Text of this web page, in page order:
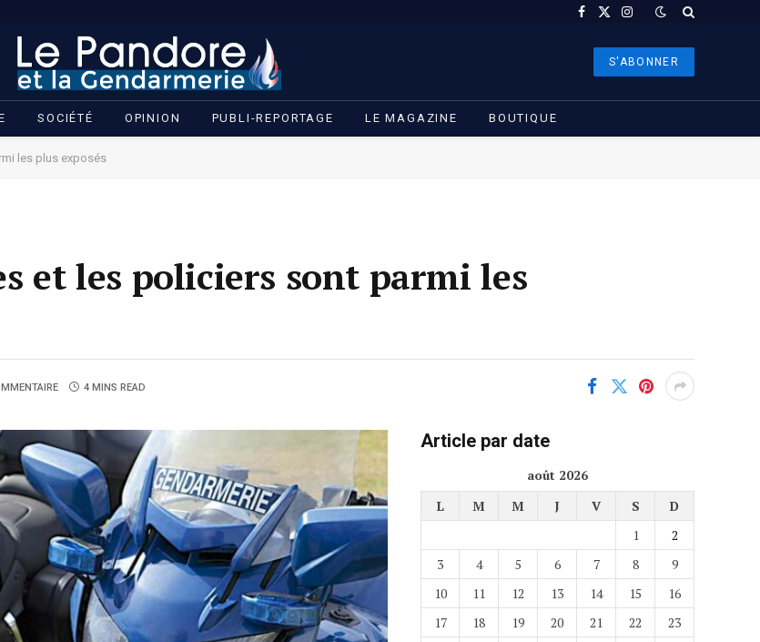
Facebook
X
Instagram
S'ABONNER
SOCIÉTÉ OPINION PUBLI-REPORTAGE LE MAGAZINE BOUTIQUE
les plus exposés
et les policiers sont parmi les
4 MINS READ
Article par date
août 2026
L
M M J V S
D
1
2
3
4 5 6 7 8
9
10
11 12 13 14 15
16
17
18 19 20 21 22
23